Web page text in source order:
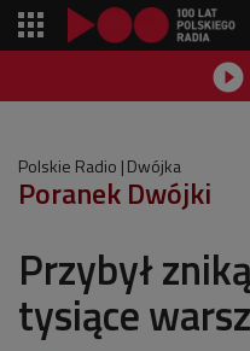

Polskie Radio Dwójka
Poranek Dwójki
Przybył
tysiące